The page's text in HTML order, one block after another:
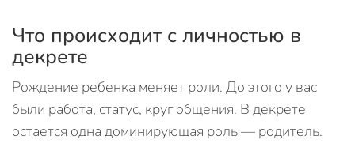
Что происходит с личностью в
декрете
Рождение ребенка меняет роли. До этого у вас
были работа, статус, круг общения. В декрете
остается одна доминирующая роль — родитель.